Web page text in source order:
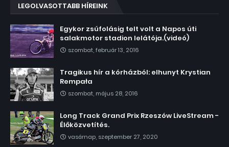
LEGOLVASOTTABB HÍREINK
Egykor zsúfolásig telt volt a Napos úti
salakmotor stadion lelátója.(videó)
szombat, február 13, 2016
Tragikus hír a kórházból: elhunyt Krystian
Rempała
szombat, május 28, 2016
Long Track Grand Prix Rzeszów LiveStream -
Élőközvetítés.
vasárnap, szeptember 27, 2020